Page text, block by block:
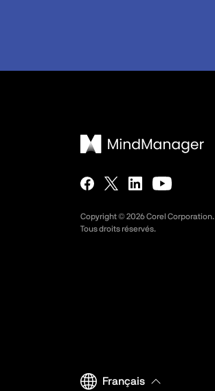
Copyright © 2026Corel Corporation.
Tous droits réservés.
Français